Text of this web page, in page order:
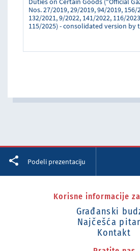
Nos. 27/2019, 29/2019, 94/2019, 156/
132/2021, 9/2022, 141/2022, 116/
115/2025) - consolidated version by
Podeli prezentaciju
Korisne informacije
Građanski
Najčešća
Kontakt